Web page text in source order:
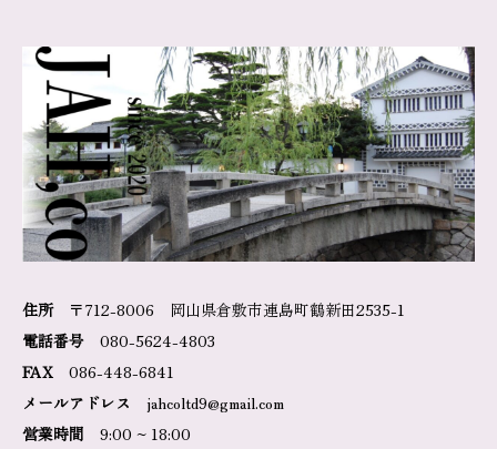
住所〒712-8006 岡山県倉敷市連島町鶴新田2535-1
電話番号
080-5624-4803
FAX 086-448-6841
メールアドレス
jahcoltd9@gmail.com
営業時間 9:00 ~ 18:00